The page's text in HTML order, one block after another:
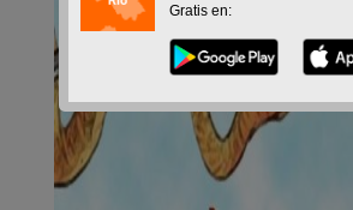
Gratis en: